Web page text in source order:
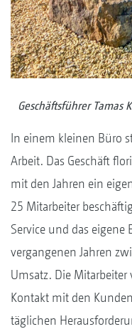
Geschäftsführer Tamas
In einem kleinen Büro
Arbeit. Das Geschäft
mit den Jahren ein
25 Mitarbeiter
Service und das eigene
vergangenen Jahren
Umsatz. Die
Kontakt mit den
täglichen